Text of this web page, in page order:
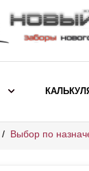
ВЫБОР ПО
Выбор по